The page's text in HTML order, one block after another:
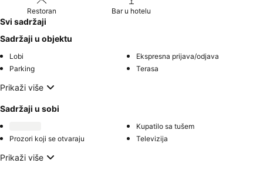
Restoran Bar u hotelu
Svi sadržaji
Sadržaji u objektu
Lobi
Ekspresna prijava/odjava
Parking
Terasa
Prikaži više
Sadržaji u sobi
Kupatilo sa tušem
Prozori koji se otvaraju
Televizija
Prikaži više